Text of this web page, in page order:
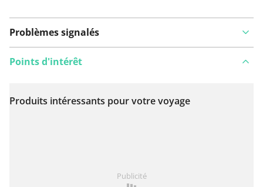
Problèmes signalés
Voir sur la carte
Points d'intérêt
Produits intéressants pour votre voyage
Publicité